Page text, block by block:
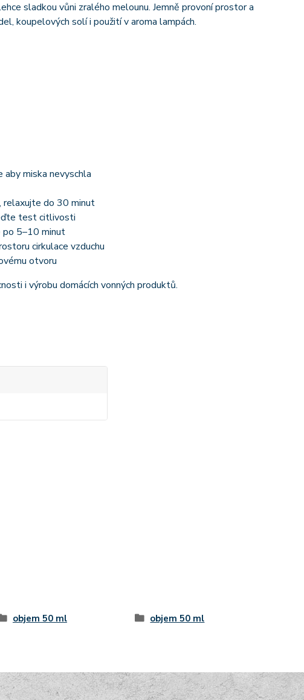
sladkou vůni zralého melounu. Jemně provoní prostor a
koupelových solí i použití v aroma lampách.
miska nevyschla
relaxujte do 30 minut
test citlivosti
po 5–10 minut
cirkulace vzduchu
otvoru
i výrobu domácích vonných produktů.
objem 50 ml objem 50 ml